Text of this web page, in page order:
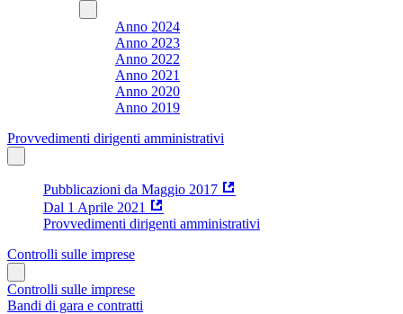
Anno 2024
Anno 2023
Anno 2022
Anno 2021
Anno 2020
Anno 2019
Provvedimenti dirigenti amministrativi
Pubblicazioni da Maggio 2017
Dal 1 Aprile 2021
Provvedimenti dirigenti amministrativi
Controlli sulle imprese
Controlli sulle imprese
Bandi di gara e contratti